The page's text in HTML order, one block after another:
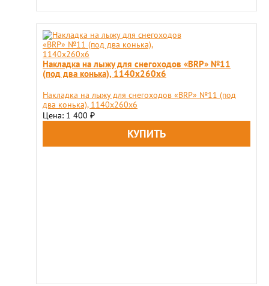
Накладка на лыжу для снегоходов «BRP» №11
(под два конька), 1140x260x6
Накладка на лыжу для снегоходов «BRP» №11 (под
два конька), 1140x260x6
Цена: 1 400 ₽